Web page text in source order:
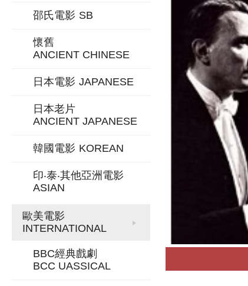
邵氏電影 SB
懷舊
ANCIENT CHINESE
日本電影 JAPANESE
日本老片
ANCIENT JAPANESE
韓國電影 KOREAN
印‧泰‧其他亞洲電影
ASIAN
歐美電影
INTERNATIONAL
BBC經典戲劇
BCC UASSICAL